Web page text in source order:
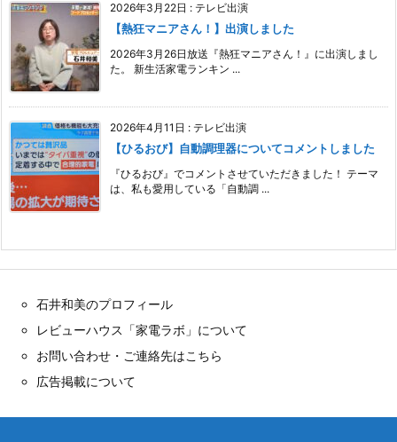
2026年3月22日 : テレビ出演
【熱狂マニアさん！】出演しました
2026年3月26日放送『熱狂マニアさん！』に出演しまし
た。 新生活家電ランキン ...
2026年4月11日 : テレビ出演
【ひるおび】自動調理器についてコメントしました
『ひるおび』でコメントさせていただきました！ テーマ
は、私も愛用している「自動調 ...
石井和美のプロフィール
レビューハウス「家電ラボ」について
お問い合わせ・ご連絡先はこちら
広告掲載について